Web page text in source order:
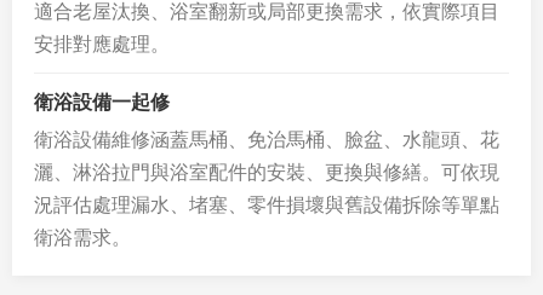
適合老屋汰換、浴室翻新或局部更換需求，依實際項目
安排對應處理。
衛浴設備一起修
衛浴設備維修涵蓋馬桶、免治馬桶、臉盆、水龍頭、花
灑、淋浴拉門與浴室配件的安裝、更換與修繕。可依現
況評估處理漏水、堵塞、零件損壞與舊設備拆除等單點
衛浴需求。